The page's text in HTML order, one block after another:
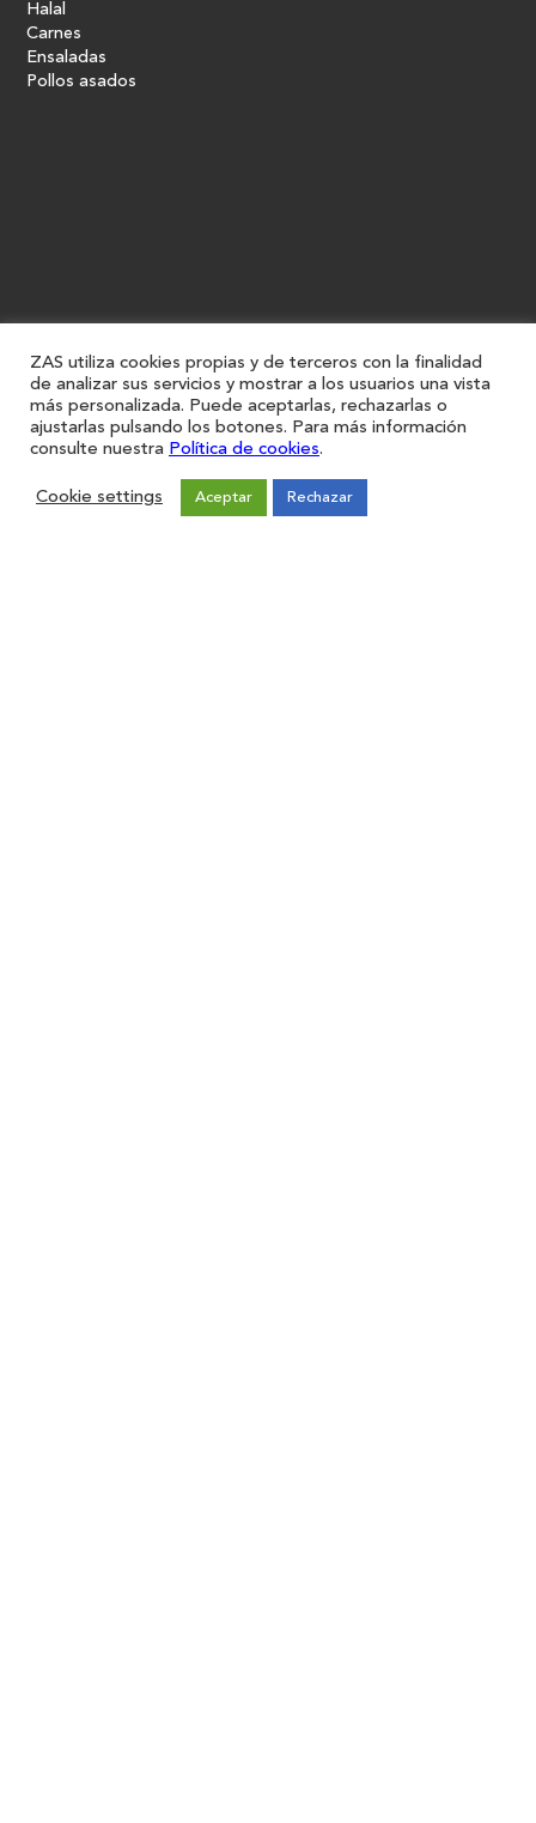
Halal
Carnes
Ensaladas
Pollos asados
ZAS utiliza cookies propias y de terceros con la finalidad
de analizar sus servicios y mostrar a los usuarios una vista
más personalizada. Puede aceptarlas, rechazarlas o
ajustarlas pulsando los botones. Para más información
consulte nuestra Política de cookies.
Cookie settings Aceptar Rechazar